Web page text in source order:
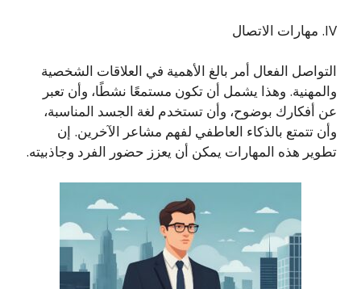
IV. مهارات الاتصال
التواصل الفعال أمر بالغ الأهمية في العلاقات الشخصية
والمهنية. وهذا يشمل أن تكون مستمعًا نشطًا، وأن تعبر
عن أفكارك بوضوح، وأن تستخدم لغة الجسد المناسبة،
وأن تتمتع بالذكاء العاطفي لفهم مشاعر الآخرين. إن
تطوير هذه المهارات يمكن أن يعزز حضور الفرد وجاذبيته.